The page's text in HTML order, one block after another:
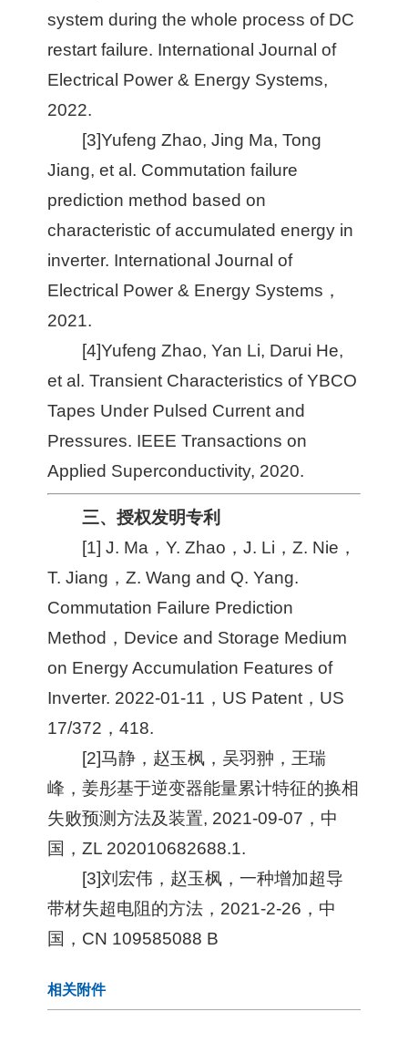
system during the whole process of DC
restart failure. International Journal of
Electrical Power & Energy Systems,
2022.
[3]Yufeng Zhao, Jing Ma, Tong
Jiang, et al. Commutation failure
prediction method based on
characteristic of accumulated energy in
inverter. International Journal of
Electrical Power & Energy Systems，
2021.
[4]Yufeng Zhao, Yan Li, Darui He,
et al. Transient Characteristics of YBCO
Tapes Under Pulsed Current and
Pressures. IEEE Transactions on
Applied Superconductivity, 2020.
三、授权发明专利
[1] J. Ma，Y. Zhao，J. Li，Z. Nie，
T. Jiang，Z. Wang and Q. Yang.
Commutation Failure Prediction
Method，Device and Storage Medium
on Energy Accumulation Features of
Inverter. 2022-01-11，US Patent，US
17/372，418.
[2]马静，赵玉枫，吴羽翀，王瑞
峰，姜彤基于逆变器能量累计特征的换相
失败预测方法及装置, 2021-09-07，中
国，ZL 202010682688.1.
[3]刘宏伟，赵玉枫，一种增加超导
带材失超电阻的方法，2021-2-26，中
国，CN 109585088 B
相关附件